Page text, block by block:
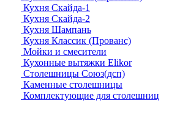
Кухня Скайда-1
Кухня Скайда-2
Кухня Шампань
Кухня Классик (Прованс)
Мойки и смесители
Кухонные вытяжки Elikor
Столешницы Союз(дсп)
Каменные столешницы
Комплектующие для столешниц